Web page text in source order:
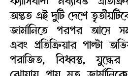
অন্তত এই দুটি দেশে
জার্মানিতে পরপর আসে
এবং প্রতিক্রিয়ার পাল্টা
পরাজিত, বিধ্বস্ত,